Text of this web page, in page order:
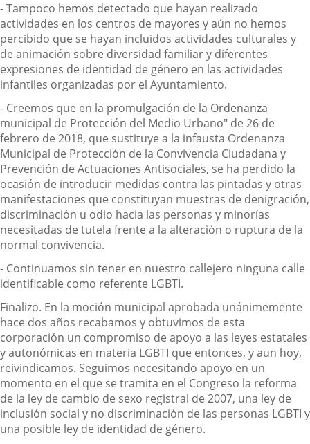
- Tampoco hemos detectado que hayan realizado
actividades en los centros de mayores y aún no hemos
percibido que se hayan incluidos actividades culturales y
de animación sobre diversidad familiar y diferentes
expresiones de identidad de género en las actividades
infantiles organizadas por el Ayuntamiento.
- Creemos que en la promulgación de la Ordenanza
municipal de Protección del Medio Urbano" de 26 de
febrero de 2018, que sustituye a la infausta Ordenanza
Municipal de Protección de la Convivencia Ciudadana y
Prevención de Actuaciones Antisociales, se ha perdido la
ocasión de introducir medidas contra las pintadas y otras
manifestaciones que constituyan muestras de denigración,
discriminación u odio hacia las personas y minorías
necesitadas de tutela frente a la alteración o ruptura de la
normal convivencia.
- Continuamos sin tener en nuestro callejero ninguna calle
identificable como referente LGBTI.
Finalizo. En la moción municipal aprobada unánimemente
hace dos años recabamos y obtuvimos de esta
corporación un compromiso de apoyo a las leyes estatales
y autonómicas en materia LGBTI que entonces, y aun hoy,
reivindicamos. Seguimos necesitando apoyo en un
momento en el que se tramita en el Congreso la reforma
de la ley de cambio de sexo registral de 2007, una ley de
inclusión social y no discriminación de las personas LGBTI y
una posible ley de identidad de género.